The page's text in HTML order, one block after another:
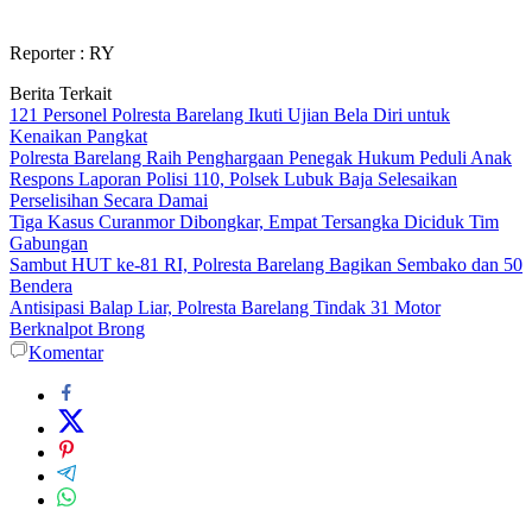
Reporter : RY
Berita Terkait
121 Personel Polresta Barelang Ikuti Ujian Bela Diri untuk
Kenaikan Pangkat
Polresta Barelang Raih Penghargaan Penegak Hukum Peduli Anak
Respons Laporan Polisi 110, Polsek Lubuk Baja Selesaikan
Perselisihan Secara Damai
Tiga Kasus Curanmor Dibongkar, Empat Tersangka Diciduk Tim
Gabungan
Sambut HUT ke-81 RI, Polresta Barelang Bagikan Sembako dan 50
Bendera
Antisipasi Balap Liar, Polresta Barelang Tindak 31 Motor
Berknalpot Brong
Komentar